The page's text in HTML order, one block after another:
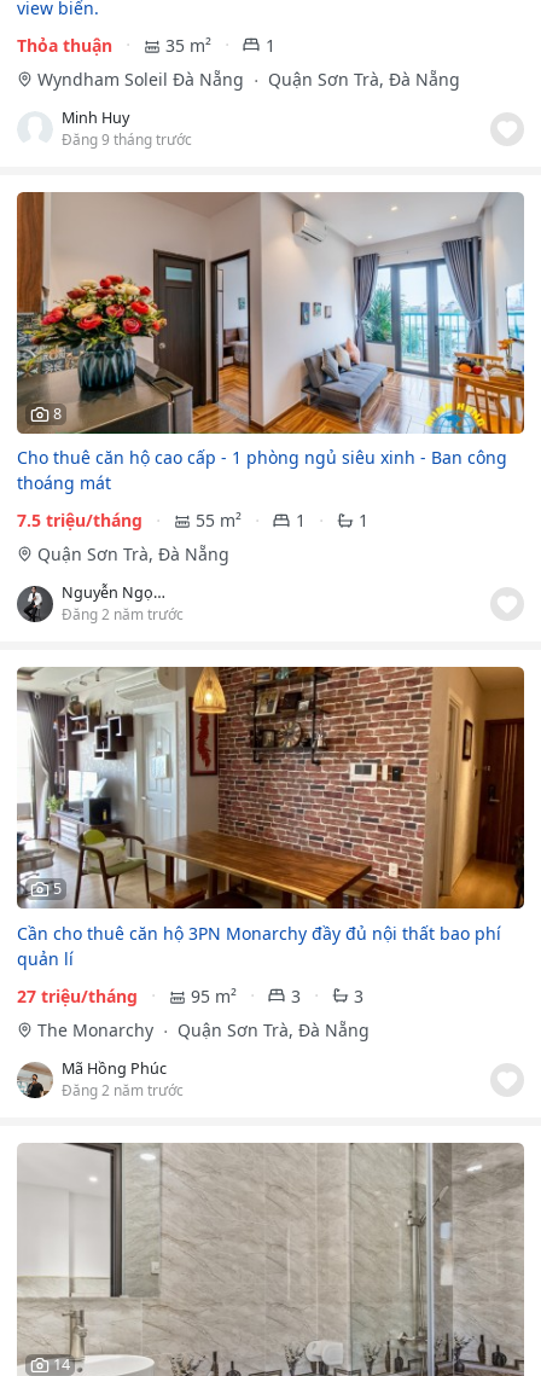
view biển.
Thỏa thuận
35 m²
1
Wyndham Soleil Đà Nẵng
Quận Sơn Trà, Đà Nẵng
Minh Huy
Đăng 9 tháng trước
8
Cho thuê căn hộ cao cấp - 1 phòng ngủ siêu xinh - Ban công
thoáng mát
7.5 triệu/tháng
55 m² 1
1
Quận Sơn Trà, Đà Nẵng
Nguyễn Ngọc Quân
Đăng 2 năm trước
5
Cần cho thuê căn hộ 3PN Monarchy đầy đủ nội thất bao phí
quản lí
27 triệu/tháng
95 m² 3
3
The Monarchy
Quận Sơn Trà, Đà Nẵng
Mã Hồng Phúc
Đăng 2 năm trước
14